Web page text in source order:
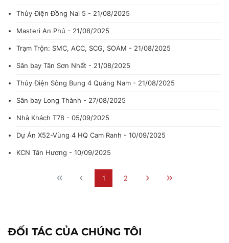
Thủy Điện Đồng Nai 5 - 21/08/2025
Masteri An Phú - 21/08/2025
Trạm Trộn: SMC, ACC, SCG, SOAM - 21/08/2025
Sân bay Tân Sơn Nhất - 21/08/2025
Thủy Điện Sông Bung 4 Quảng Nam - 21/08/2025
Sân bay Long Thành - 27/08/2025
Nhà Khách T78 - 05/09/2025
Dự Án X52-Vùng 4 HQ Cam Ranh - 10/09/2025
KCN Tân Hương - 10/09/2025
1 2
ĐỐI TÁC CỦA CHÚNG TÔI